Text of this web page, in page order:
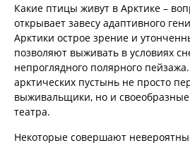
Какие птицы живут в Арктике –
открывает завесу адаптивного
Арктики острое зрение и
позволяют выживать в условиях
непроглядного полярного
арктических пустынь не просто
выживальщики, но и
театра.
Некоторые совершают